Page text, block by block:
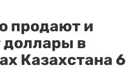
продают и
в
Казахстана 6